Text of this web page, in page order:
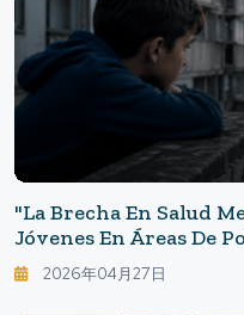
"La Brecha En Salud
Jóvenes En Áreas De
Ayuda, Más Se Alejan
2026年04月27日